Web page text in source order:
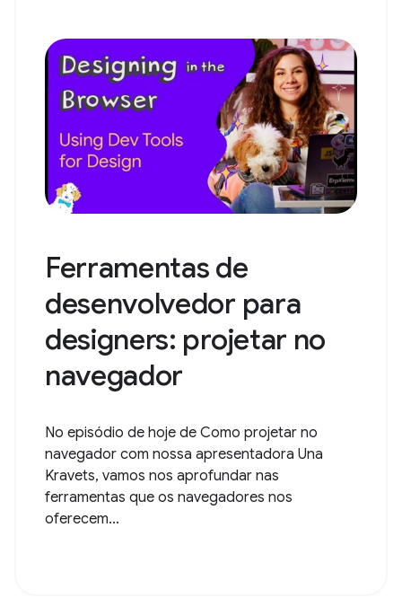
Ferramentas de
desenvolvedor para
designers: projetar no
navegador
No episódio de hoje de Como projetar no
navegador com nossa apresentadora Una
Kravets, vamos nos aprofundar nas
ferramentas que os navegadores nos
oferecem...